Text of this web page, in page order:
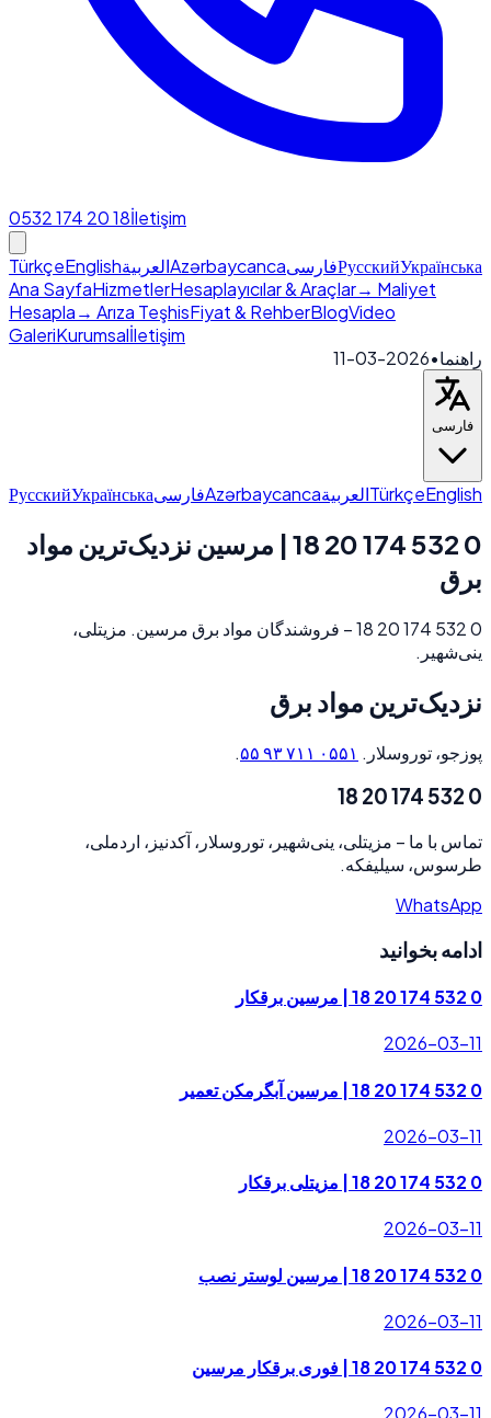
0532 174 20 18İletişim
TürkçeEnglishالعربيةAzərbaycancaفارسیРусскийУкраїнська
Ana SayfaHizmetlerHesaplayıcılar & Araçlar→ Maliyet
Hesapla→ Arıza TeşhisFiyat & RehberBlogVideo
GaleriKurumsalİletişim
راهنما•
2026-03-11
فارسی
TürkçeEnglish العربيةAzərbaycancaفارسی РусскийУкраїнська
0 532 174 20 18 | مرسین نزدیک‌ترین مواد
برق
0 532 174 20 18 – فروشندگان مواد برق مرسین. مزیتلی،
ینی‌شهیر.
نزدیک‌ترین مواد برق
پوزجو، توروسلار. ۰۵۵۱ ۷۱۱ ۹۳ ۵۵ .
0 532 174 20 18
تماس با ما – مزیتلی، ینی‌شهیر، توروسلار، آکدنیز، اردملی،
طرسوس، سیلیفکه.
WhatsApp
ادامه بخوانید
0 532 174 20 18 | مرسین برقکار
2026-03-11
0 532 174 20 18 | مرسین آبگرمکن تعمیر
2026-03-11
0 532 174 20 18 | مزیتلی برقکار
2026-03-11
0 532 174 20 18 | مرسین لوستر نصب
2026-03-11
0 532 174 20 18 | فوری برقکار مرسین